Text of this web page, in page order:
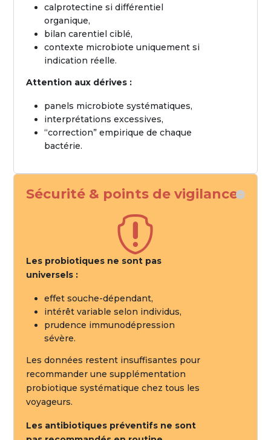
calprotectine si différentiel
organique,
bilan carentiel ciblé,
contexte microbiote uniquement si
indication réelle.
Attention aux dérives :
panels microbiote systématiques,
interprétations excessives,
“correction” empirique de chaque
bactérie.
Sécurité & points de vigilance

Les probiotiques ne sont pas
universels :
effet souche-dépendant,
intérêt variable selon individus,
prudence immunodépression
sévère.
Les données restent insuffisantes pour
recommander une supplémentation
probiotique systématique chez tous les
voyageurs.
Les antibiotiques préventifs ne sont